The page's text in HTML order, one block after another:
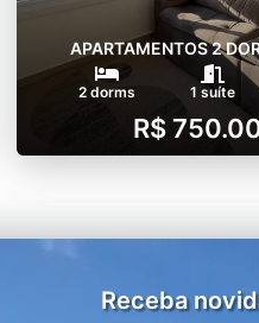
APARTAMENTOS 2
2 dorms 1 suíte
R$
Receba